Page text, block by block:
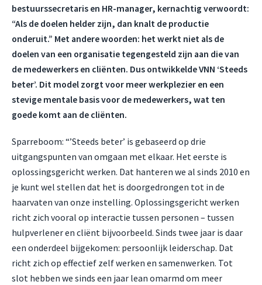
bestuurssecretaris en HR-manager, kernachtig verwoordt:
“Als de doelen helder zijn, dan knalt de productie
onderuit.” Met andere woorden: het werkt niet als de
doelen van een organisatie tegengesteld zijn aan die van
de medewerkers en cliënten. Dus ontwikkelde VNN ‘Steeds
beter’. Dit model zorgt voor meer werkplezier en een
stevige mentale basis voor de medewerkers, wat ten
goede komt aan de cliënten.
Sparreboom: “’Steeds beter’ is gebaseerd op drie
uitgangspunten van omgaan met elkaar. Het eerste is
oplossingsgericht werken. Dat hanteren we al sinds 2010 en
je kunt wel stellen dat het is doorgedrongen tot in de
haarvaten van onze instelling. Oplossingsgericht werken
richt zich vooral op interactie tussen personen – tussen
hulpverlener en cliënt bijvoorbeeld. Sinds twee jaar is daar
een onderdeel bijgekomen: persoonlijk leiderschap. Dat
richt zich op effectief zelf werken en samenwerken. Tot
slot hebben we sinds een jaar lean omarmd om meer